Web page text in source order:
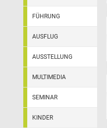
FÜHRUNG
AUSFLUG
AUSSTELLUNG
MULTIMEDIA
SEMINAR
KINDER